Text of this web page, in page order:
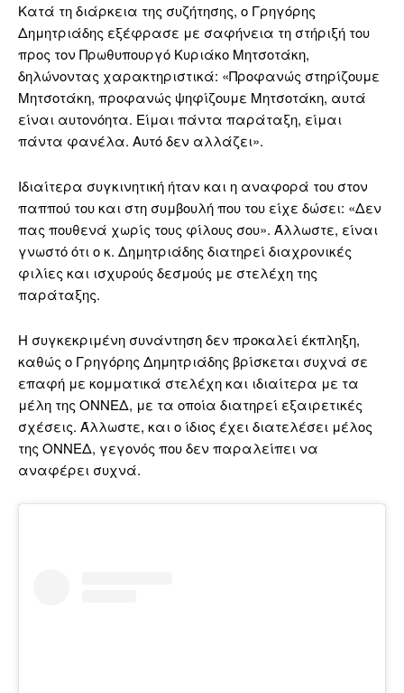
Κατά τη διάρκεια της συζήτησης, ο Γρηγόρης
Δημητριάδης εξέφρασε με σαφήνεια τη στήριξή του
προς τον Πρωθυπουργό Κυριάκο Μητσοτάκη,
δηλώνοντας χαρακτηριστικά: «Προφανώς στηρίζουμε
Μητσοτάκη, προφανώς ψηφίζουμε Μητσοτάκη, αυτά
είναι αυτονόητα. Είμαι πάντα παράταξη, είμαι
πάντα φανέλα. Αυτό δεν αλλάζει».
Ιδιαίτερα συγκινητική ήταν και η αναφορά του στον
παππού του και στη συμβουλή που του είχε δώσει: «Δεν
πας πουθενά χωρίς τους φίλους σου». Άλλωστε, είναι
γνωστό ότι ο κ. Δημητριάδης διατηρεί διαχρονικές
φιλίες και ισχυρούς δεσμούς με στελέχη της
παράταξης.
Η συγκεκριμένη συνάντηση δεν προκαλεί έκπληξη,
καθώς ο Γρηγόρης Δημητριάδης βρίσκεται συχνά σε
επαφή με κομματικά στελέχη και ιδιαίτερα με τα
μέλη της ΟΝΝΕΔ, με τα οποία διατηρεί εξαιρετικές
σχέσεις. Άλλωστε, και ο ίδιος έχει διατελέσει μέλος
της ΟΝΝΕΔ, γεγονός που δεν παραλείπει να
αναφέρει συχνά.